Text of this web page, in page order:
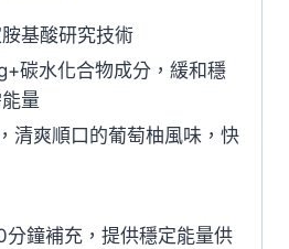
基酸研究技術
碳水化合物成分，緩和穩
量
清爽順口的葡萄柚風味，快
鐘補充，提供穩定能量供